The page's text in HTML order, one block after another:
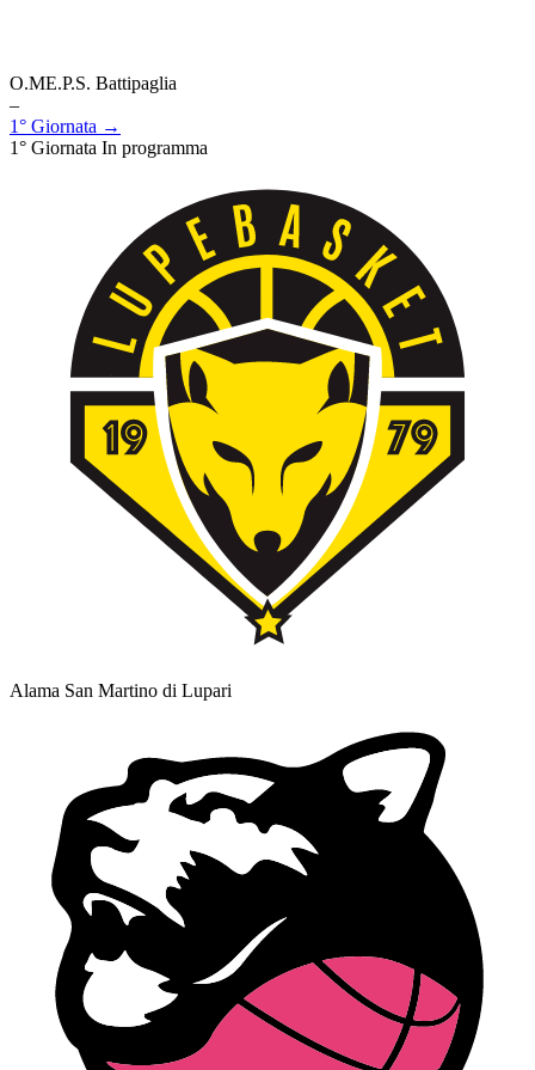
O.ME.P.S. Battipaglia
–
1° Giornata →
1° Giornata In programma
Alama San Martino di Lupari